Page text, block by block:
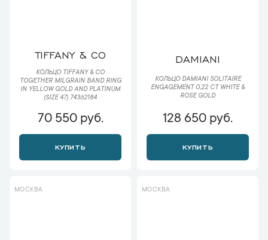
TIFFANY & CO
КОЛЬЦО TIFFANY & CO
TOGETHER MILGRAIN BAND RING
IN YELLOW GOLD AND PLATINUM
(SIZE 47) 74362184
70 550 руб.
КУПИТЬ
DAMIANI
КОЛЬЦО DAMIANI SOLITAIRE
ENGAGEMENT 0,22 CT WHITE &
ROSE GOLD
128 650 руб.
КУПИТЬ
МОСКВА МОСКВА